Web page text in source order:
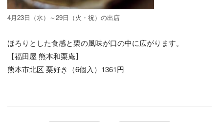
4月23日（水）～29日（火・祝）の出店
ほろりとした食感と栗の風味が口の中に広がります。
【福田屋 熊本和栗庵】
熊本市北区 栗好き（6個入）1361円